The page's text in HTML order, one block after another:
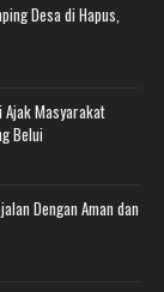
Desa di Hapus,
Ajak Masyarakat
Belui
Dengan Aman dan